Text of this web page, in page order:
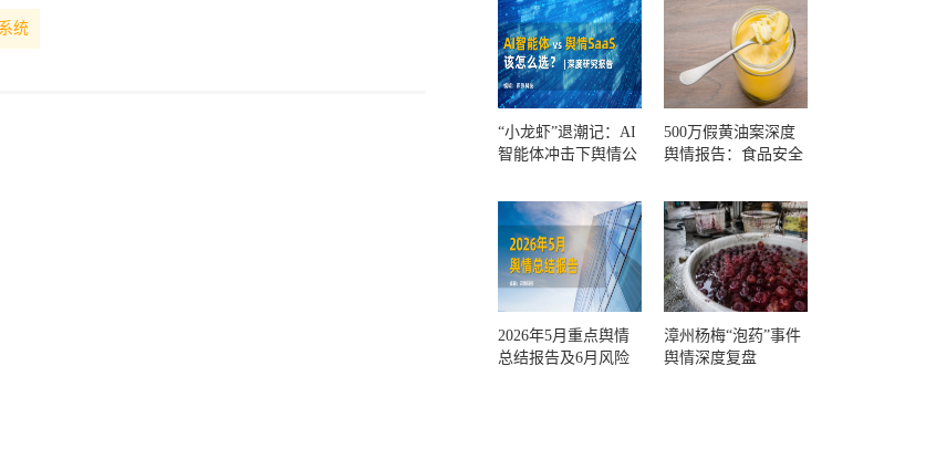
统
“小龙虾”退潮记：AI
智能体冲击下舆情公
500万假黄油案深度
舆情报告：食品安全
一环？
2026年5月重点舆情
总结报告及6月风险
漳州杨梅“泡药”事件
舆情深度复盘